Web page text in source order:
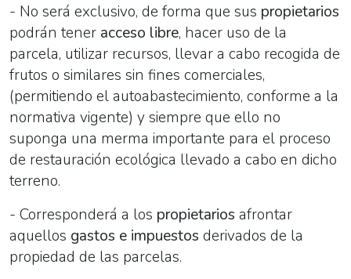
- No será exclusivo, de forma que sus propietarios
podrán tener acceso libre, hacer uso de la
parcela, utilizar recursos, llevar a cabo recogida de
frutos o similares sin fines comerciales,
(permitiendo el autoabastecimiento, conforme a la
normativa vigente) y siempre que ello no
suponga una merma importante para el proceso
de restauración ecológica llevado a cabo en dicho
terreno.
- Corresponderá a los propietarios afrontar
aquellos gastos e impuestos derivados de la
propiedad de las parcelas.